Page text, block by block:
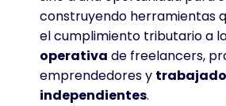
construyendo herramientas
el cumplimiento tributario a
operativa de freelancers,
emprendedores y
independientes.